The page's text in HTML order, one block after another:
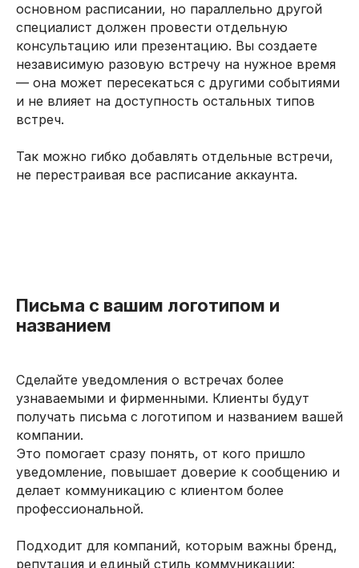
основном расписании, но параллельно другой
специалист должен провести отдельную
консультацию или презентацию. Вы создаете
независимую разовую встречу на нужное время
— она может пересекаться с другими событиями
и не влияет на доступность остальных типов
встреч.
Так можно гибко добавлять отдельные встречи,
не перестраивая все расписание аккаунта.
Письма с вашим логотипом и
названием
Сделайте уведомления о встречах более
узнаваемыми и фирменными. Клиенты будут
получать письма с логотипом и названием вашей
компании.
Это помогает сразу понять, от кого пришло
уведомление, повышает доверие к сообщению и
делает коммуникацию с клиентом более
профессиональной.
Подходит для компаний, которым важны бренд,
репутация и единый стиль коммуникации: